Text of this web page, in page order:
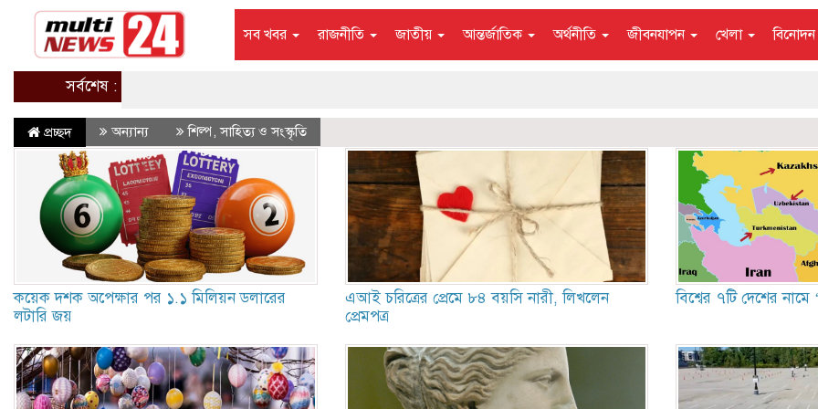
সব খবর রাজনীতি জাতীয় আন্তর্জাতিক অর্থনীতি জীবনযাপন খেলা বিনোদন
সর্বশেষ :
প্রচ্ছদ অন্যান্য শিল্প, সাহিত্য ও সংস্কৃতি
কয়েক দশক অপেক্ষার পর ১.১ মিলিয়ন ডলারের
লটারি জয়
এআই চরিত্রের প্রেমে ৮৪ বয়সি নারী, লিখলেন
প্রেমপত্র
বিশ্বের ৭টি দেশের